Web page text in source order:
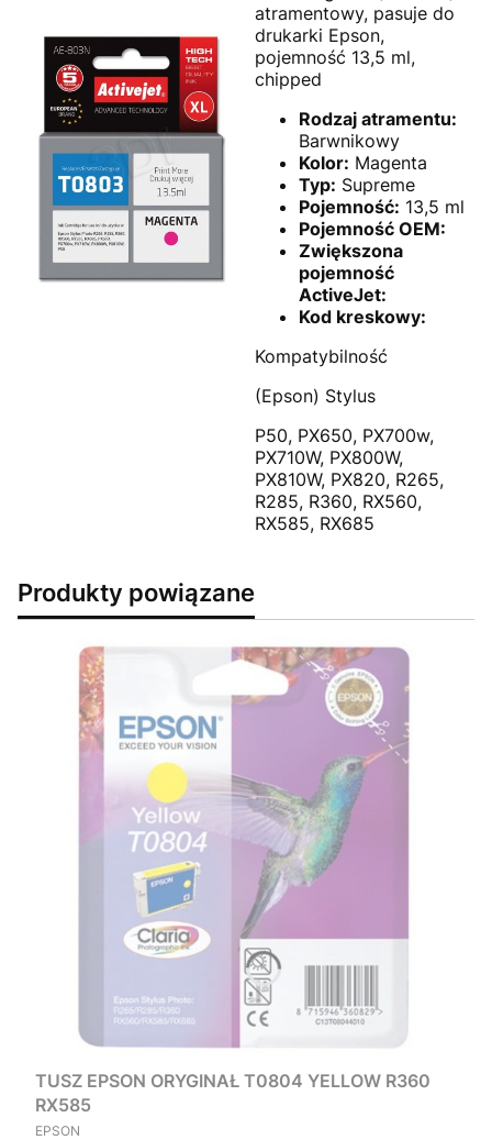
atramentowy, pasuje do
drukarki Epson,
pojemność 13,5 ml,
chipped
Rodzaj atramentu:
Barwnikowy
Kolor: Magenta
Typ: Supreme
Pojemność: 13,5 ml
Pojemność OEM:
Zwiększona
pojemność
ActiveJet:
Kod kreskowy:
Kompatybilność
(Epson) Stylus
P50, PX650, PX700w,
PX710W, PX800W,
PX810W, PX820, R265,
R285, R360, RX560,
RX585, RX685
Produkty powiązane
TUSZ EPSON ORYGINAŁ T0804 YELLOW R360
RX585
PRODUCENT
EPSON